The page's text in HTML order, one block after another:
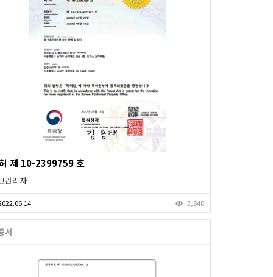
제 10-2399759 호
관리자
3,840
서